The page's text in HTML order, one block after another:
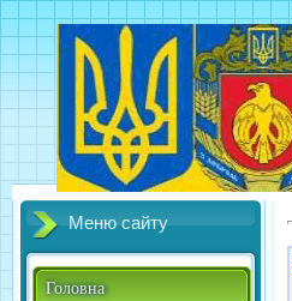
Меню сайту
Головна